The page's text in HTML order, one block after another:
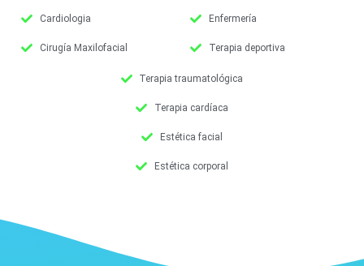
Cardiologia
Cirugía Maxilofacial
Enfermería
Terapia deportiva
Terapia traumatológica
Terapia cardíaca
Estética facial
Estética corporal